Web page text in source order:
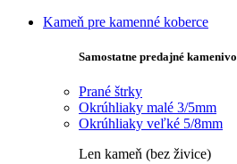
Kameň pre kamenné koberce
Samostatne predajné kamenivo
Prané štrky
Okrúhliaky malé 3/5mm
Okrúhliaky veľké 5/8mm
Len kameň (bez živice)